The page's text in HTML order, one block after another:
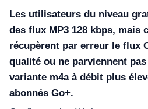
Les utilisateurs du niveau
des flux MP3 128 kbps, mais
récupèrent par erreur le flux
qualité ou ne parviennent
variante m4a à débit plus
abonnés Go+.